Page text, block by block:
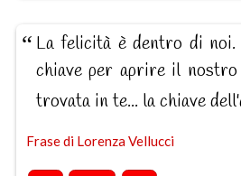
La felicità è dentro di
chiave per aprire il
trovata in te... la chiave
Frase di Lorenza Vellucci